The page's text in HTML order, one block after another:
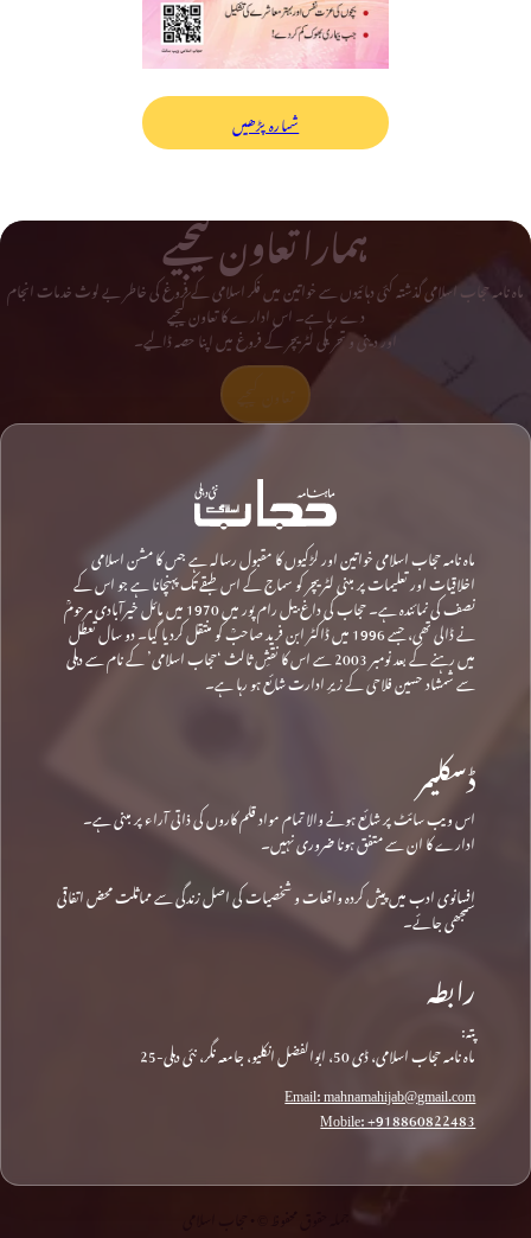
شمارہ پڑھیں
ہمارا تعاون کیجیے
ماہ نامہ حجاب اسلامی گذشتہ کئی دہائیوں سے خواتین میں فکر اسلامی کے فروغ کی خاطر بے لوث خدمات انجام
دے رہا ہے۔ اس ادارے کا تعاون کیجیے
اور دینی و تحریکی لٹریچر کے فروغ میں اپنا حصہ ڈالیے۔
ماہ نامہ حجاب اسلامی خواتین اور لڑکیوں کا مقبول رسالہ ہے جس کا مشن اسلامی
اخلاقیات اور تعلیمات پر مبنی لٹریچر کو سماج کے اس طبقے تک پہنچانا ہے جو اس کے
نصف کی نمائندہ ہے۔ حجاب کی داغ بیل رام پور میں 1970 میں مائل خیرآبادی مرحومؒ
نے ڈالی تھی، جسے 1996 میں ڈاکٹر ابن فرید صاحبؒ کو منتقل کردیا گیا۔ دو سال تعطل
میں رہنے کے بعد نومبر 2003 سے اس کا نقشِ ثالث ‘حجاب اسلامی’ کے نام سے دہلی
سے شمشاد حسین فلاحی کے زیرِ ادارت شائع ہو رہا ہے۔
ڈسکلیمر
اس ویب سائٹ پر شائع ہونے والا تمام مواد قلم کاروں کی ذاتی آراء پر مبنی ہے۔
ادارے کا ان سے متفق ہونا ضروری نہیں۔
افسانوی ادب میں پیش کردہ واقعات و شخصیات کی اصل زندگی سے مماثلت محض اتفاقی
سمجھی جائے۔
رابطہ
پتہ:
ماہ نامہ حجاب اسلامی، ڈی 50، ابوالفضل انکلیو، جامعہ نگر، نئی دہلی-25
Email: mahnamahijab@gmail.com
Mobile: +918860822483